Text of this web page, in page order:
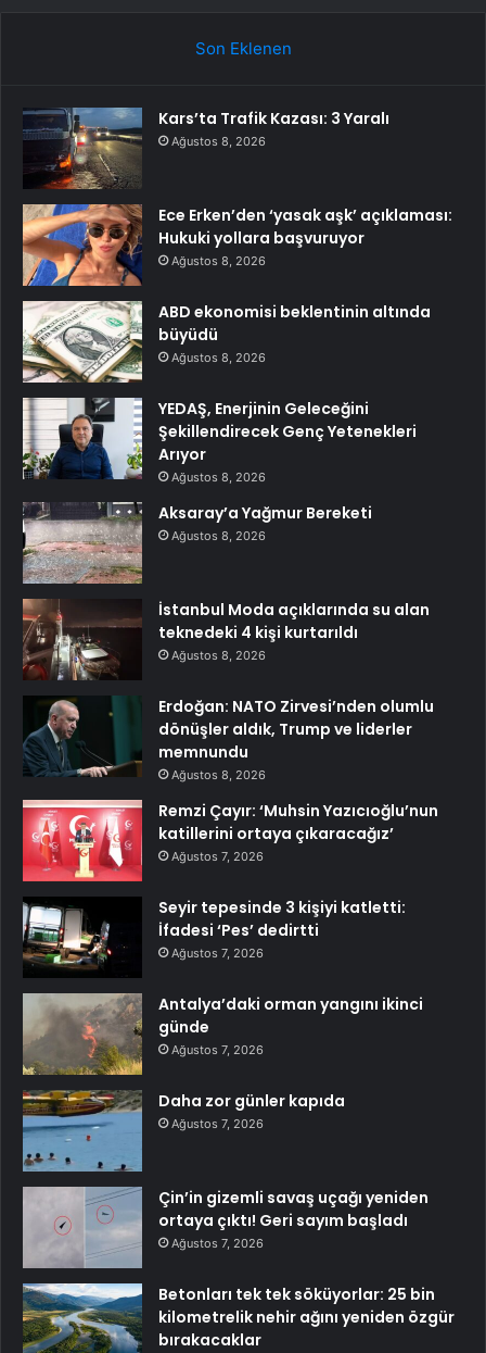
Son Eklenen
Kars’ta Trafik Kazası: 3 Yaralı
Ağustos 8, 2026
Ece Erken’den ‘yasak aşk’ açıklaması:
Hukuki yollara başvuruyor
Ağustos 8, 2026
ABD ekonomisi beklentinin altında
büyüdü
Ağustos 8, 2026
YEDAŞ, Enerjinin Geleceğini
Şekillendirecek Genç Yetenekleri
Arıyor
Ağustos 8, 2026
Aksaray’a Yağmur Bereketi
Ağustos 8, 2026
İstanbul Moda açıklarında su alan
teknedeki 4 kişi kurtarıldı
Ağustos 8, 2026
Erdoğan: NATO Zirvesi’nden olumlu
dönüşler aldık, Trump ve liderler
memnundu
Ağustos 8, 2026
Remzi Çayır: ‘Muhsin Yazıcıoğlu’nun
katillerini ortaya çıkaracağız’
Ağustos 7, 2026
Seyir tepesinde 3 kişiyi katletti:
İfadesi ‘Pes’ dedirtti
Ağustos 7, 2026
Antalya’daki orman yangını ikinci
günde
Ağustos 7, 2026
Daha zor günler kapıda
Ağustos 7, 2026
Çin’in gizemli savaş uçağı yeniden
ortaya çıktı! Geri sayım başladı
Ağustos 7, 2026
Betonları tek tek söküyorlar: 25 bin
kilometrelik nehir ağını yeniden özgür
bırakacaklar